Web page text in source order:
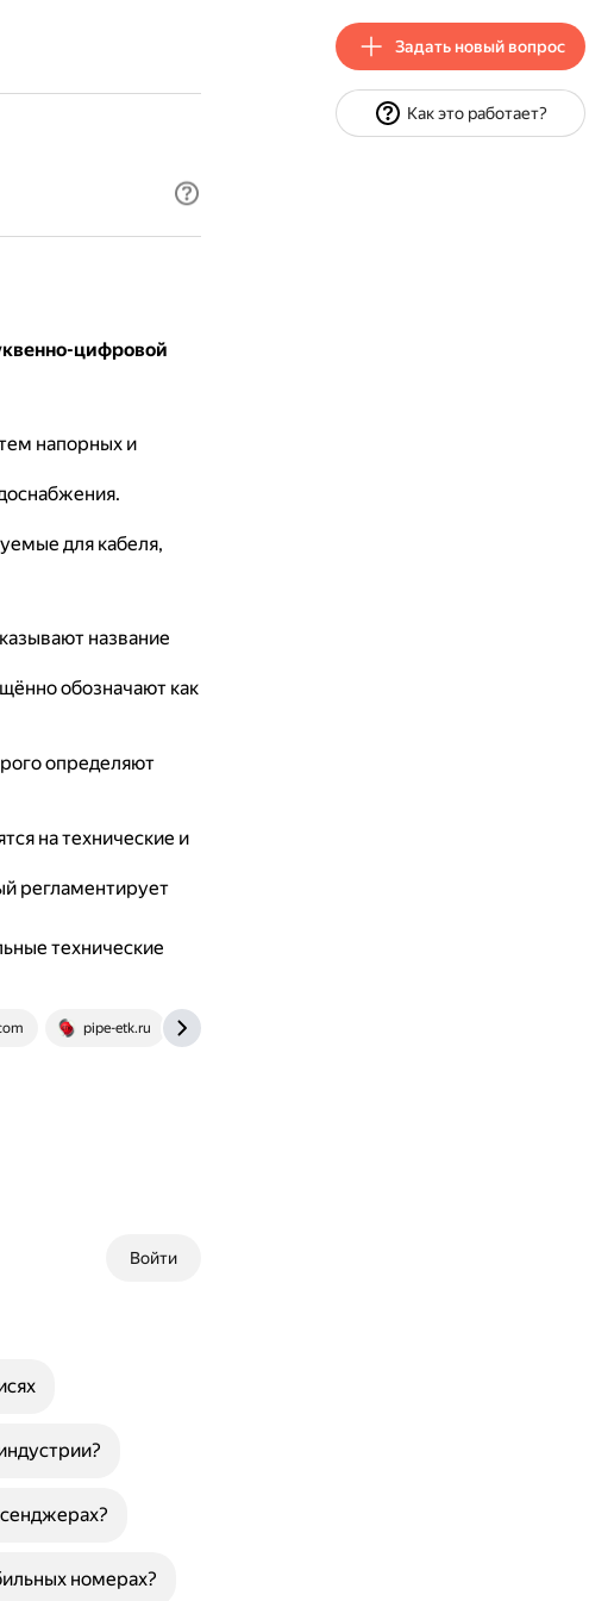
цифровой
напорных и
для кабеля,
название
обозначают как
определяют
на технические и
регламентирует
технические
pipe-etk.ru
Войти
номерах?
Задать новый вопрос
Как это работает?